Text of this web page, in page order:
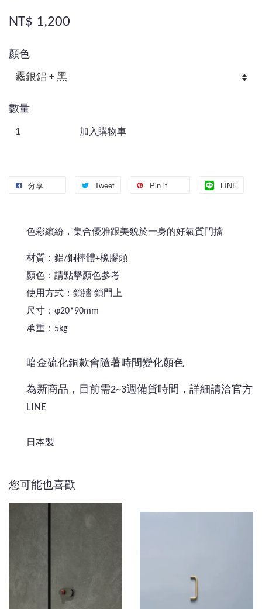
NT$ 1,200
顏色
數量
加入購物車
分享 Tweet Pin it LINE
色彩繽紛，集合優雅跟美貌於一身的好氣質門擋
材質：鋁/銅棒體+橡膠頭
顏色：請點擊顏色參考
使用方式：鎖牆 鎖門上
尺寸：φ20*90mm
承重：5kg
暗金硫化銅款會隨著時間變化顏色
為新商品，目前需2~3週備貨時間，詳細請洽官方
LINE
日本製
您可能也喜歡